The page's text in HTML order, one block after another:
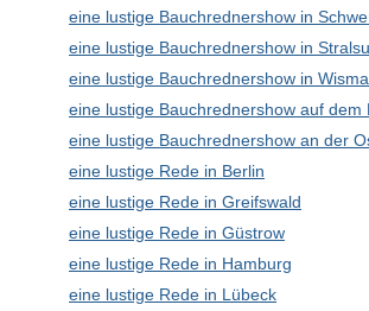
eine lustige Bauchrednershow in
eine lustige Bauchrednershow in
eine lustige Bauchrednershow in
eine lustige Bauchrednershow auf dem
eine lustige Bauchrednershow an der
eine lustige Rede in Berlin
eine lustige Rede in Greifswald
eine lustige Rede in Güstrow
eine lustige Rede in Hamburg
eine lustige Rede in Lübeck